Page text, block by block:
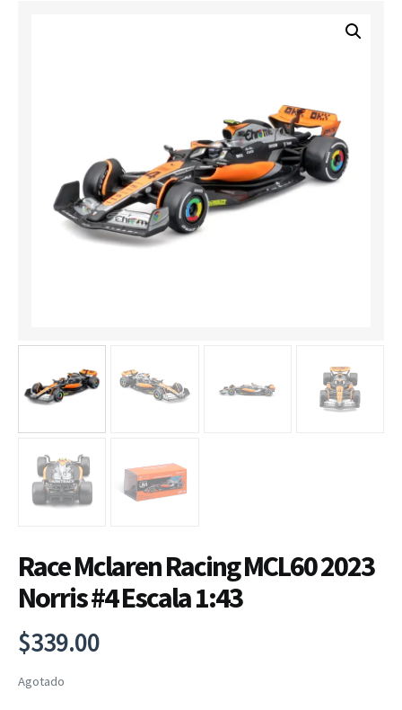
Race Mclaren Racing MCL60 2023
Norris #4 Escala 1:43
$339.00
Agotado